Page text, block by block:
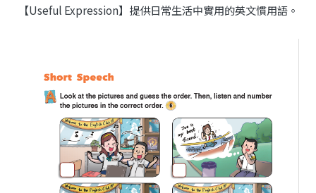
【Useful Expression】提供日常生活中實用的英文慣用語。